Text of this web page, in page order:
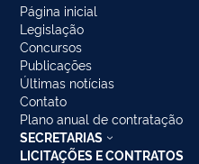
Página inicial
Legislação
Concursos
Publicações
Últimas notícias
Contato
Plano anual de contratação
SECRETARIAS
LICITAÇÕES E CONTRATOS